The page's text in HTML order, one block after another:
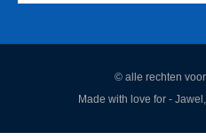
© alle rechten
Made with love for -